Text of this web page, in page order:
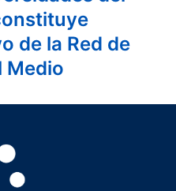
de la Red de
Medio